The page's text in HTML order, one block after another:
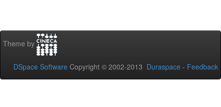
Theme by
DSpace Software Copyright © 2002-2013 Duraspace - Feedback